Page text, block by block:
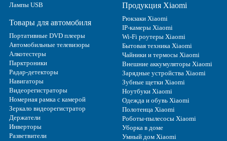
Лампы USB
Товары для автомобиля
Портативные DVD плееры
Автомобильные телевизоры
Алкотестеры
Парктроники
Радар-детекторы
Навигаторы
Видеорегистраторы
Номерная рамка с камерой
Зеркало видеорегистратор
Держатели
Инверторы
Разветвители
Продукция Xiaomi
Рюкзаки Xiaomi
IP-камеры Xiaomi
Wi-Fi роутеры Xiaomi
Бытовая техника Xiaomi
Чайники и термосы Xiaomi
Внешние аккумуляторы Xiaomi
Зарядные устройства Xiaomi
Зубные щетки Xiaomi
Ноутбуки Xiaomi
Одежда и обувь Xiaomi
Полотенца Xiaomi
Роботы-пылесосы Xiaomi
Уборка в доме
Умный дом Xiaomi